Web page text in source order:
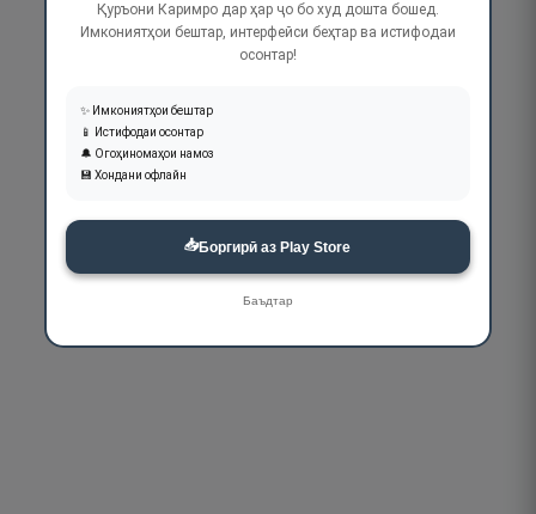
Қуръони Каримро дар ҳар ҷо бо худ дошта бошед.
Имкониятҳои бештар, интерфейси беҳтар ва истифодаи
осонтар!
✨ Имкониятҳои бештар
📱 Истифодаи осонтар
🔔 Огоҳиномаҳои намоз
💾 Хондани офлайн
📥Боргирӣ аз Play Store
Баъдтар